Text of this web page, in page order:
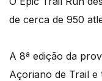
de cerca de 950
A 8ª edição da
Açoriano de Trail e